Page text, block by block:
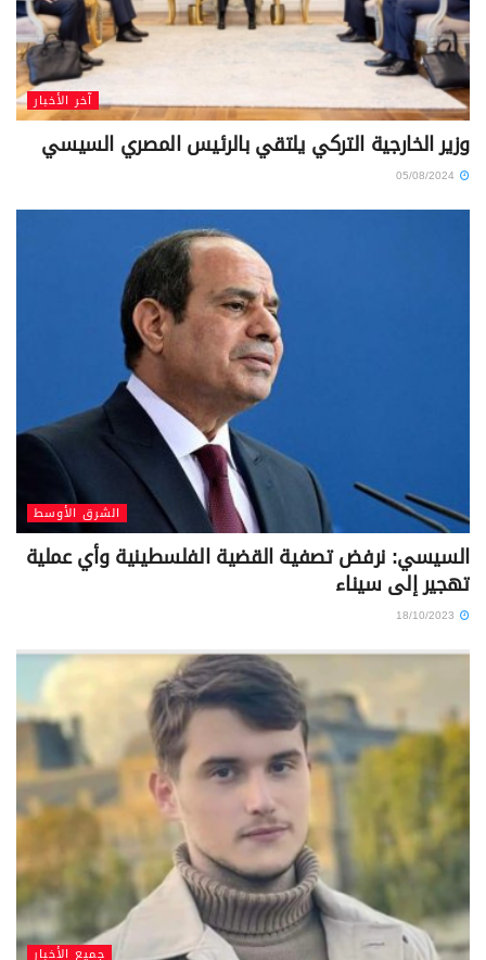
آخر الأخبار
وزير الخارجية التركي يلتقي بالرئيس المصري السيسي
الشرق الأوسط
السيسي: نرفض تصفية القضية الفلسطينية وأي عملية
تهجير إلى سيناء
جميع الأخبار